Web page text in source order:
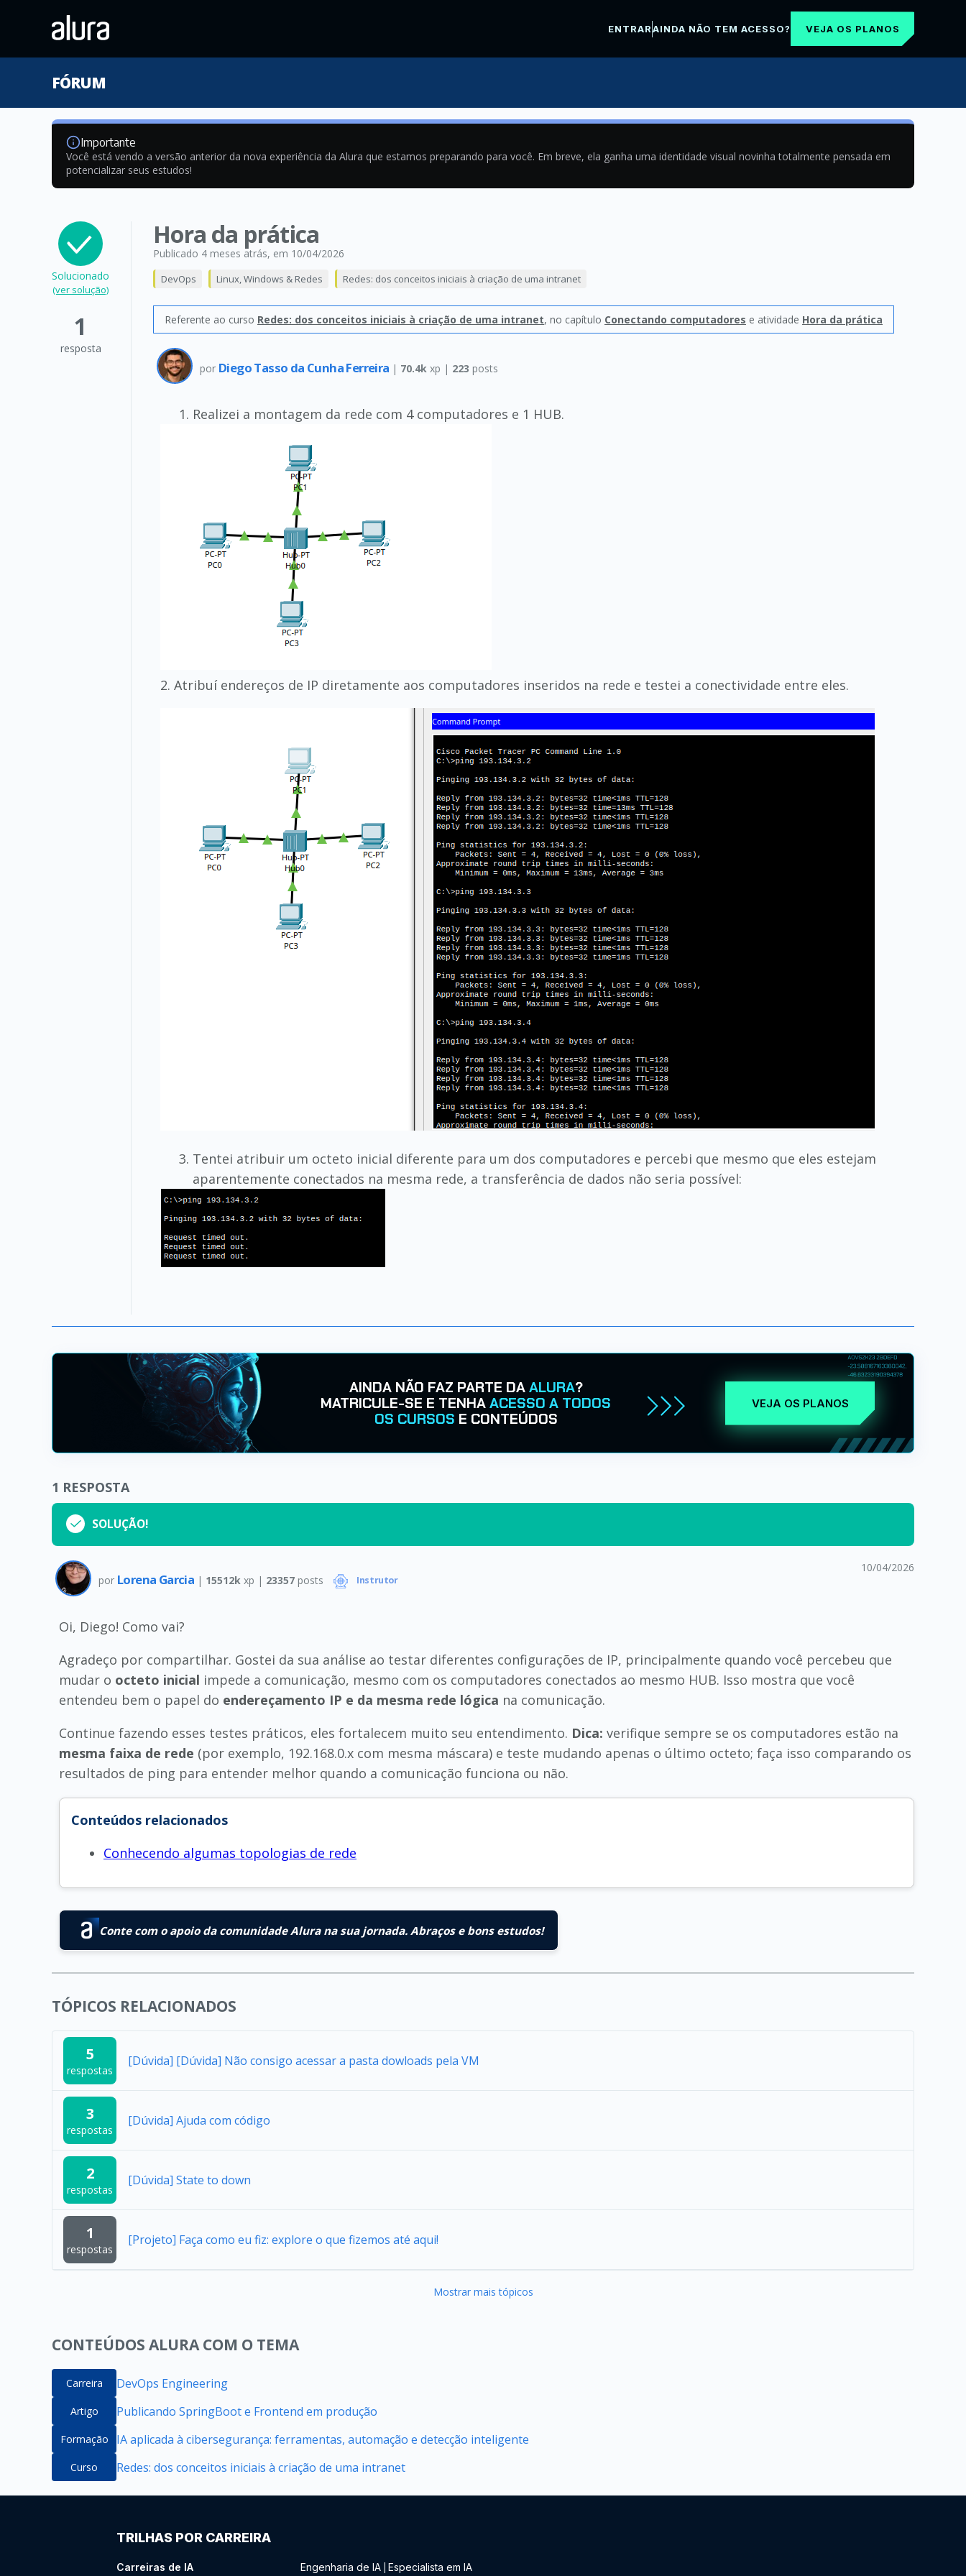
ENTRARAINDA NÃO TEM ACESSO? VEJA OS PLANOS
FÓRUM
Importante
Você está vendo a versão anterior da nova experiência da Alura que estamos preparando para você. Em breve, ela ganha uma identidade visual novinha totalmente pensada em
potencializar seus estudos!
Solucionado
(ver solução)
1
resposta
Hora da prática
Publicado 4 meses atrás, em 10/04/2026
DevOps Linux, Windows & Redes Redes: dos conceitos iniciais à criação de uma intranet
Referente ao curso Redes: dos conceitos iniciais à criação de uma intranet, no capítulo Conectando computadores e atividade Hora da prática
por Diego Tasso da Cunha Ferreira | 70.4k xp | 223 posts
Realizei a montagem da rede com 4 computadores e 1 HUB.
2. Atribuí endereços de IP diretamente aos computadores inseridos na rede e testei a conectividade entre eles.
Tentei atribuir um octeto inicial diferente para um dos computadores e percebi que mesmo que eles estejam
aparentemente conectados na mesma rede, a transferência de dados não seria possível:
AINDA NÃO FAZ PARTE DAALURA?
MATRICULE-SE E TENHAACESSO A TODOS
OS CURSOS E CONTEÚDOS
VEJA OS PLANOS
1 RESPOSTA
SOLUÇÃO!
por Lorena Garcia | 15512k xp | 23357posts Instrutor
10/04/2026
Oi, Diego! Como vai?
Agradeço por compartilhar. Gostei da sua análise ao testar diferentes configurações de IP, principalmente quando você percebeu que
mudar o octeto inicial impede a comunicação, mesmo com os computadores conectados ao mesmo HUB. Isso mostra que você
entendeu bem o papel do endereçamento IP e da mesma rede lógica na comunicação.
Continue fazendo esses testes práticos, eles fortalecem muito seu entendimento. Dica: verifique sempre se os computadores estão na
mesma faixa de rede (por exemplo, 192.168.0.x com mesma máscara) e teste mudando apenas o último octeto; faça isso comparando os
resultados de ping para entender melhor quando a comunicação funciona ou não.
Conteúdos relacionados
Conhecendo algumas topologias de rede
Conte com o apoio da comunidade Alura na sua jornada. Abraços e bons estudos!
TÓPICOS RELACIONADOS
5
respostas
[Dúvida] [Dúvida] Não consigo acessar a pasta dowloads pela VM
3
respostas
[Dúvida] Ajuda com código
2
respostas
[Dúvida] State to down
1
respostas
[Projeto] Faça como eu fiz: explore o que fizemos até aqui!
Mostrar mais tópicos
CONTEÚDOS ALURA COM O TEMA
Carreira DevOps Engineering
Artigo Publicando SpringBoot e Frontend em produção
Formação IA aplicada à cibersegurança: ferramentas, automação e detecção inteligente
Curso Redes: dos conceitos iniciais à criação de uma intranet
TRILHAS POR CARREIRA
Carreiras de IA Engenharia de IA Especialista em IA